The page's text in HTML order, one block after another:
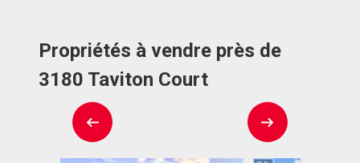
Propriétés à vendre près de
3180 Taviton Court